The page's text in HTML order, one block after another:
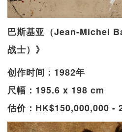
巴斯基亚（Jean-Michel
战士）》
创作时间：1982年
尺幅：195.6 x 198 cm
估价：HK$150,000,000 -